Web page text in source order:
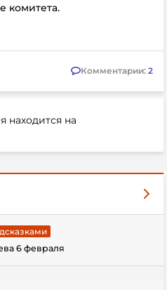
комитета.
Комментарии: 2
находится на
6 февраля